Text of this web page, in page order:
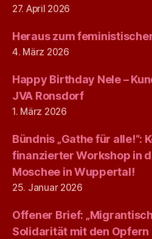
27. April 2026
Heraus zum
4. März 2026
Happy Birthday Nele –
JVA Ronsdorf
1. März 2026
Bündnis „Gathe für alle!“:
finanzierter Workshop in
Moschee in Wuppertal!
25. Januar 2026
Offener Brief:
Solidarität mit den